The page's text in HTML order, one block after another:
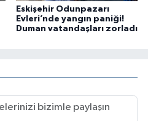
Eskişehir Odunpazarı
Evleri’nde yangın paniği!
Duman vatandaşları zorladı